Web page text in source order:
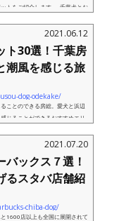
トをご紹介します。 千葉犬とお
2021.06.12
ト30選！千葉房
潮風を感じる旅
dog-odekake/
ことのできる房総。愛犬と浜辺
じることができるおすすめエリ
2021.07.20
ックス７選！
るスタバ店舗紹
chiba-dog/
1600店以上も全国に展開されて